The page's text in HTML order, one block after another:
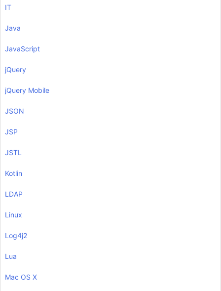
IT
Java
JavaScript
jQuery
jQuery Mobile
JSON
JSP
JSTL
Kotlin
LDAP
Linux
Log4j2
Lua
Mac OS X